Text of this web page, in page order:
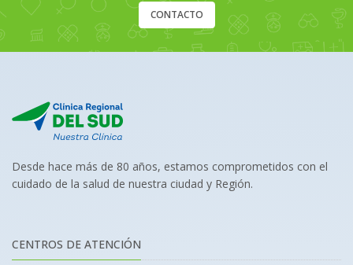
CONTACTO
Desde hace más de 80 años, estamos comprometidos con el
cuidado de la salud de nuestra ciudad y Región.
CENTROS DE ATENCIÓN